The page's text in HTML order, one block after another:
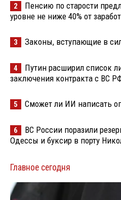
2
Пенсию по старости
уровне не ниже 40% от
3 Законы, вступающие в
4
Путин расширил список
заключения контракта с ВС
5 Сможет ли ИИ написать
6
ВС России поразили
Одессы и буксир в порту
Главное сегодня